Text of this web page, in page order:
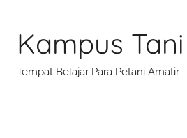
content
Kampus Tani
Tempat Belajar Para Petani Amatir